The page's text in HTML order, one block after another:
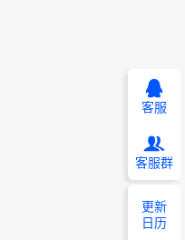
客服
客服群
更新
日历